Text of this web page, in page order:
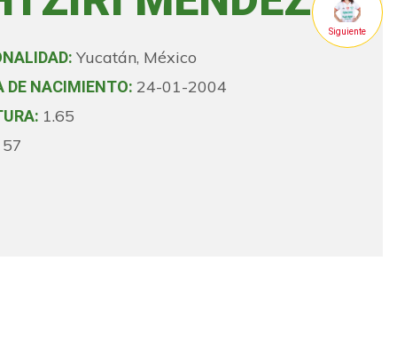
Yucatán, México
DE NACIMIENTO 24-01-2004
1.65
57
Siguiente